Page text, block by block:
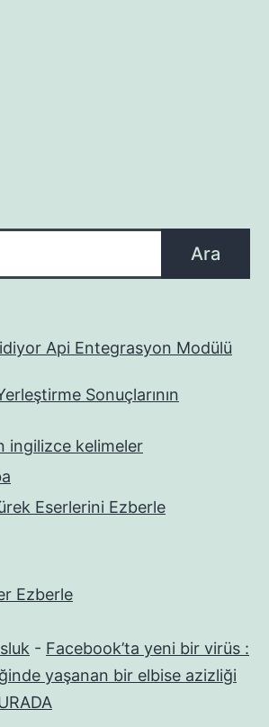
Ara
Api Entegrasyon Modülü
Sonuçlarının
ingilizce kelimeler
Eserlerini Ezberle
Ezberle
- Facebook’ta yeni bir virüs :
yaşanan bir elbise azizliği